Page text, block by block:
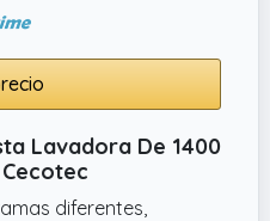
Lavadora De 1400
diferentes,